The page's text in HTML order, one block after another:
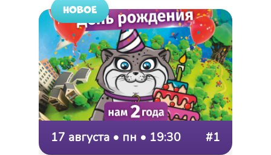
НОВОЕ
17 августа • пн • 19:30 #1